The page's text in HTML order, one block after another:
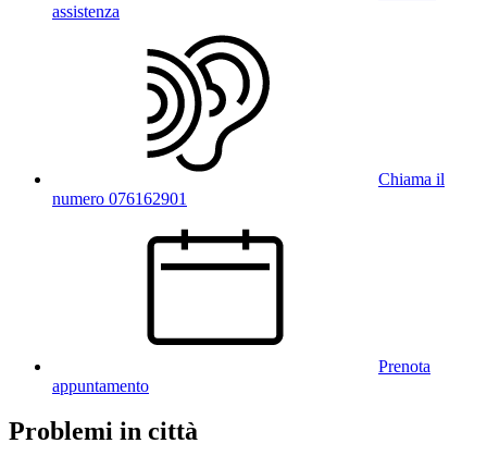
assistenza
Chiama il
numero 076162901
Prenota
appuntamento
Problemi in città